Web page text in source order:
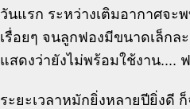
วันแรก ระหว่างเติมอากาศจ
เรื่อยๆ จนลูกฟองมีขนาดเล็ก
แสดงว่ายังไม่พร้อมใช้งาน....
ระยะเวลาหมักยิ่งหลายปียิ่งดี